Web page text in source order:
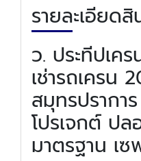
รายละเอียดสิ
ว. ประทีปเค
เช่ารถเครน
สมุทรปรากา
โปรเจกต์ ป
มาตรฐาน เซ